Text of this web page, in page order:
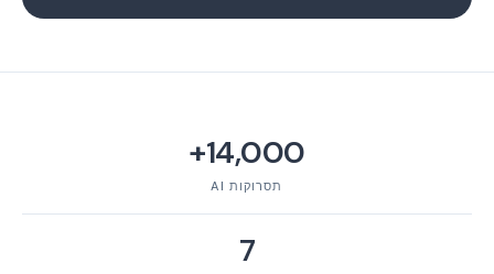
14,000+
תסרוקות AI
7